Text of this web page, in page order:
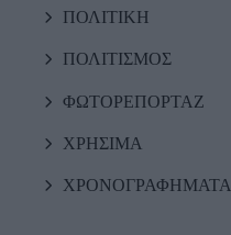
ΠΟΛΙΤΙΚΗ
ΠΟΛΙΤΙΣΜΟΣ
ΦΩΤΟΡΕΠΟΡΤΑΖ
ΧΡΗΣΙΜΑ
ΧΡΟΝΟΓΡΑΦΗΜΑΤΑ